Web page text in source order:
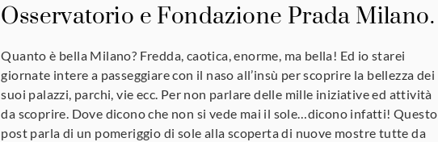
Osservatorio e Fondazione Prada Milano.
Quanto è bella Milano? Fredda, caotica, enorme, ma bella! Ed io starei
giornate intere a passeggiare con il naso all’insù per scoprire la bellezza dei
suoi palazzi, parchi, vie ecc. Per non parlare delle mille iniziative ed attività
da scoprire. Dove dicono che non si vede mai il sole…dicono infatti! Questo
post parla di un pomeriggio di sole alla scoperta di nuove mostre tutte da